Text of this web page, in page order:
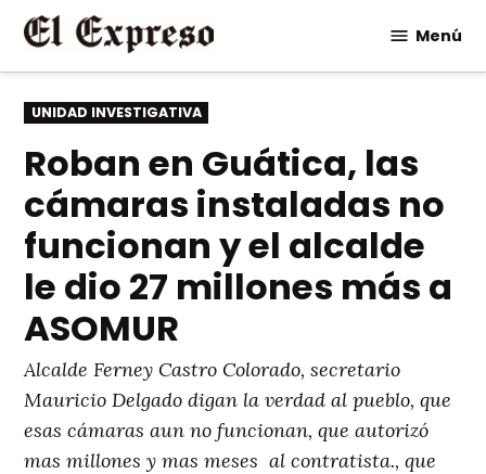
Saltar
contenido
Menú
PUBLICADO
EN
UNIDAD INVESTIGATIVA
Roban en Guática, las
cámaras instaladas no
funcionan y el alcalde
le dio 27 millones más a
ASOMUR
Alcalde Ferney Castro Colorado, secretario
Mauricio Delgado digan la verdad al pueblo, que
esas cámaras aun no funcionan, que autorizó
mas millones y mas meses al contratista., que